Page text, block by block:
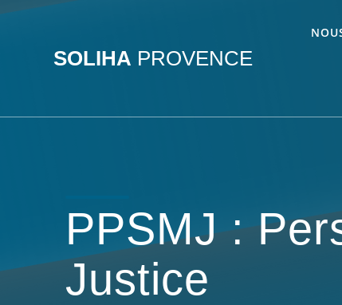
SOLIHA PROVENCE
PPSMJ :
Justice